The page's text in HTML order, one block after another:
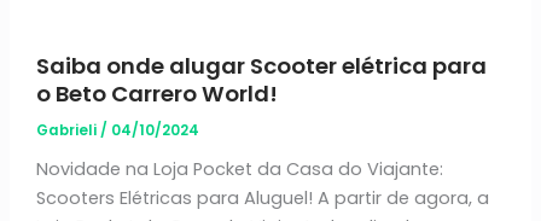
Saiba onde alugar Scooter elétrica para
o Beto Carrero World!
Gabrieli / 04/10/2024
Novidade na Loja Pocket da Casa do Viajante:
Scooters Elétricas para Aluguel! A partir de agora, a